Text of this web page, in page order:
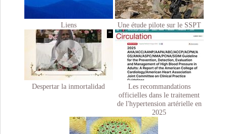
Liens Une étude pilote sur le SSPT
Despertar la inmortalidad
'"
Les recommandations
officielles dans le traitement
de l'hypertension artérielle en
2025